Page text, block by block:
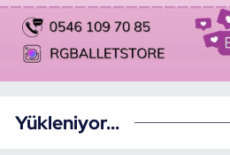
Yükleniyor...